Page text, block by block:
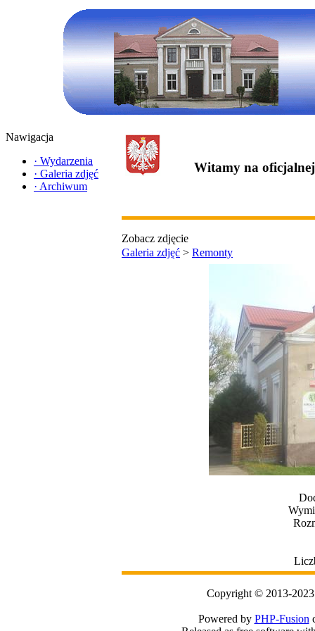
Nawigacja
· Wydarzenia
· Galeria zdjęć
· Archiwum
Witamy na oficjalnej
Zobacz zdjęcie
Galeria zdjęć > Remonty
Copyright © 2013-
Powered by PHP-Fusion